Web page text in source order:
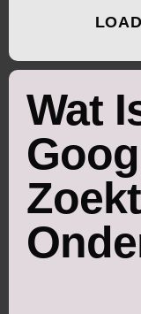
Wat